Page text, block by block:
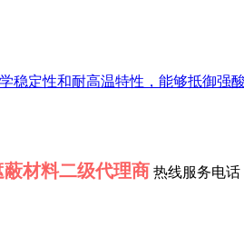
稳定性和耐高温特性，能够抵御强
材料二级代理商 热线服务电话